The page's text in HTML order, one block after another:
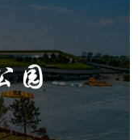
慧公园
圾桶